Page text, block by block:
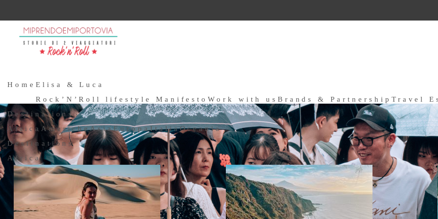
Home Elisa & Luca
Rock’N’Roll lifestyle ManifestoWork with us Brands & Partnership Travel
Destinations
Africa AmericheAsiaEuropaItaliaOceania
Destinations
Africa